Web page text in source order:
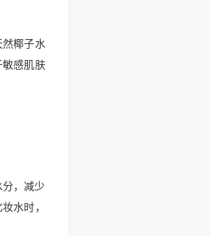
椰子水
敏感肌肤
，减少
水时，